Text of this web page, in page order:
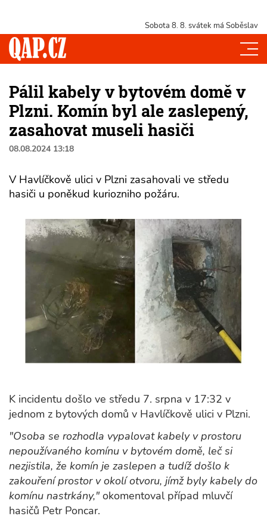
Sobota 8. 8. svátek má Soběslav
Pálil kabely v bytovém domě v
Plzni. Komín byl ale zaslepený,
zasahovat museli hasiči
08.08.2024 13:18
V Havlíčkově ulici v Plzni zasahovali ve středu
hasiči u poněkud kuriozniho požáru.
K incidentu došlo ve středu 7. srpna v 17:32 v
jednom z bytových domů v Havlíčkově ulici v Plzni.
"Osoba se rozhodla vypalovat kabely v prostoru
nepoužívaného komínu v bytovém domě, leč si
nezjistila, že komín je zaslepen a tudíž došlo k
zakouření prostor v okolí otvoru, jímž byly kabely do
komínu nastrkány," okomentoval případ mluvčí
hasičů Petr Poncar.